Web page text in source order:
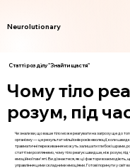
Neurolutionary
Статті розділу "Знайти щастя"
Чому тіло
розум, під
Чи знали ви, що ваше тіло може реагувати на загрозу ще до
організму — це результат мільйонів років еволюції, коли
травматичні переживання можуть залишати глибокі шрами,
статті ми розглянемо, чому тіло реагує швидше, ніж розум,
емоційної пам'яті. Ви дізнаєтеся, як ці фактори
управління цими складними емоціями. Готові поринути у світ